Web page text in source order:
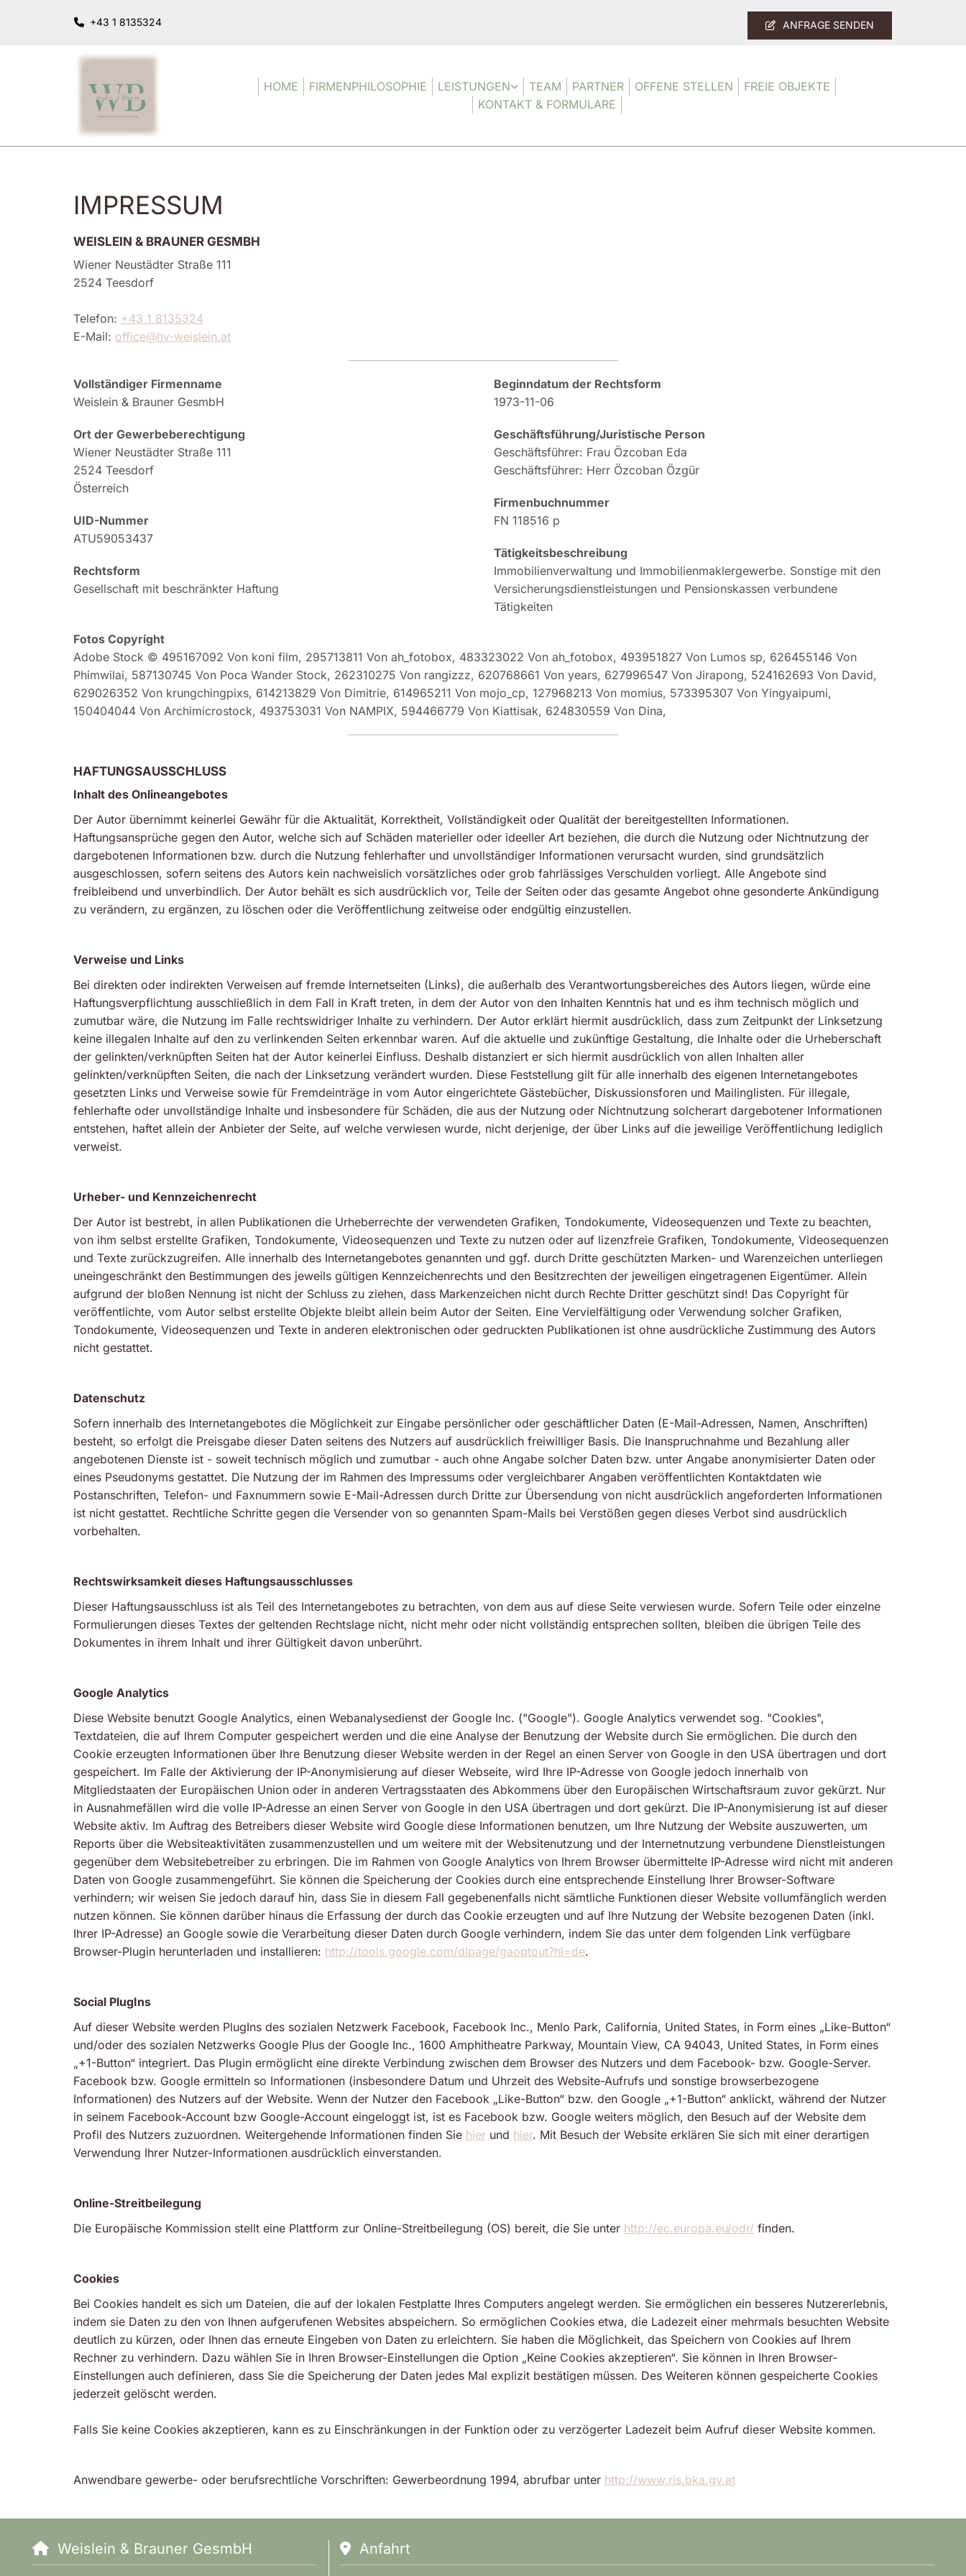
 +43 1 8135324 ANFRAGE SENDEN
HOME FIRMENPHILOSOPHIE LEISTUNGEN TEAM PARTNER OFFENE STELLEN
FREIE OBJEKTE
KONTAKT & FORMULARE
IMPRESSUM
WEISLEIN & BRAUNER GESMBH
Wiener Neustädter Straße 111
2524 Teesdorf
Telefon: +43 1 8135324
E-Mail: office@hv-weislein.at
Vollständiger Firmenname
Weislein & Brauner GesmbH
Ort der Gewerbeberechtigung
Wiener Neustädter Straße 111
2524 Teesdorf
Österreich
UID-Nummer
ATU59053437
Rechtsform
Gesellschaft mit beschränkter Haftung
Beginndatum der Rechtsform
1973-11-06
Geschäftsführung/Juristische Person
Geschäftsführer: Frau Özcoban Eda
Geschäftsführer: Herr Özcoban Özgür
Firmenbuchnummer
FN 118516 p
Tätigkeitsbeschreibung
Immobilienverwaltung und Immobilienmaklergewerbe. Sonstige mit den
Versicherungsdienstleistungen und Pensionskassen verbundene
Tätigkeiten
Fotos Copyright
Adobe Stock © 495167092 Von koni film, 295713811 Von ah_fotobox, 483323022 Von ah_fotobox, 493951827 Von Lumos sp, 626455146 Von
Phimwilai, 587130745 Von Poca Wander Stock, 262310275 Von rangizzz, 620768661 Von years, 627996547 Von Jirapong, 524162693 Von David,
629026352 Von krungchingpixs, 614213829 Von Dimitrie, 614965211 Von mojo_cp, 127968213 Von momius, 573395307 Von Yingyaipumi,
150404044 Von Archimicrostock, 493753031 Von NAMPIX, 594466779 Von Kiattisak, 624830559 Von Dina,
HAFTUNGSAUSSCHLUSS
Inhalt des Onlineangebotes
Der Autor übernimmt keinerlei Gewähr für die Aktualität, Korrektheit, Vollständigkeit oder Qualität der bereitgestellten Informationen.
Haftungsansprüche gegen den Autor, welche sich auf Schäden materieller oder ideeller Art beziehen, die durch die Nutzung oder Nichtnutzung der
dargebotenen Informationen bzw. durch die Nutzung fehlerhafter und unvollständiger Informationen verursacht wurden, sind grundsätzlich
ausgeschlossen, sofern seitens des Autors kein nachweislich vorsätzliches oder grob fahrlässiges Verschulden vorliegt. Alle Angebote sind
freibleibend und unverbindlich. Der Autor behält es sich ausdrücklich vor, Teile der Seiten oder das gesamte Angebot ohne gesonderte Ankündigung
zu verändern, zu ergänzen, zu löschen oder die Veröffentlichung zeitweise oder endgültig einzustellen.
Verweise und Links
Bei direkten oder indirekten Verweisen auf fremde Internetseiten (Links), die außerhalb des Verantwortungsbereiches des Autors liegen, würde eine
Haftungsverpflichtung ausschließlich in dem Fall in Kraft treten, in dem der Autor von den Inhalten Kenntnis hat und es ihm technisch möglich und
zumutbar wäre, die Nutzung im Falle rechtswidriger Inhalte zu verhindern. Der Autor erklärt hiermit ausdrücklich, dass zum Zeitpunkt der Linksetzung
keine illegalen Inhalte auf den zu verlinkenden Seiten erkennbar waren. Auf die aktuelle und zukünftige Gestaltung, die Inhalte oder die Urheberschaft
der gelinkten/verknüpften Seiten hat der Autor keinerlei Einfluss. Deshalb distanziert er sich hiermit ausdrücklich von allen Inhalten aller
gelinkten/verknüpften Seiten, die nach der Linksetzung verändert wurden. Diese Feststellung gilt für alle innerhalb des eigenen Internetangebotes
gesetzten Links und Verweise sowie für Fremdeinträge in vom Autor eingerichtete Gästebücher, Diskussionsforen und Mailinglisten. Für illegale,
fehlerhafte oder unvollständige Inhalte und insbesondere für Schäden, die aus der Nutzung oder Nichtnutzung solcherart dargebotener Informationen
entstehen, haftet allein der Anbieter der Seite, auf welche verwiesen wurde, nicht derjenige, der über Links auf die jeweilige Veröffentlichung lediglich
verweist.
Urheber- und Kennzeichenrecht
Der Autor ist bestrebt, in allen Publikationen die Urheberrechte der verwendeten Grafiken, Tondokumente, Videosequenzen und Texte zu beachten,
von ihm selbst erstellte Grafiken, Tondokumente, Videosequenzen und Texte zu nutzen oder auf lizenzfreie Grafiken, Tondokumente, Videosequenzen
und Texte zurückzugreifen. Alle innerhalb des Internetangebotes genannten und ggf. durch Dritte geschützten Marken- und Warenzeichen unterliegen
uneingeschränkt den Bestimmungen des jeweils gültigen Kennzeichenrechts und den Besitzrechten der jeweiligen eingetragenen Eigentümer. Allein
aufgrund der bloßen Nennung ist nicht der Schluss zu ziehen, dass Markenzeichen nicht durch Rechte Dritter geschützt sind! Das Copyright für
veröffentlichte, vom Autor selbst erstellte Objekte bleibt allein beim Autor der Seiten. Eine Vervielfältigung oder Verwendung solcher Grafiken,
Tondokumente, Videosequenzen und Texte in anderen elektronischen oder gedruckten Publikationen ist ohne ausdrückliche Zustimmung des Autors
nicht gestattet.
Datenschutz
Sofern innerhalb des Internetangebotes die Möglichkeit zur Eingabe persönlicher oder geschäftlicher Daten (E-Mail-Adressen, Namen, Anschriften)
besteht, so erfolgt die Preisgabe dieser Daten seitens des Nutzers auf ausdrücklich freiwilliger Basis. Die Inanspruchnahme und Bezahlung aller
angebotenen Dienste ist - soweit technisch möglich und zumutbar - auch ohne Angabe solcher Daten bzw. unter Angabe anonymisierter Daten oder
eines Pseudonyms gestattet. Die Nutzung der im Rahmen des Impressums oder vergleichbarer Angaben veröffentlichten Kontaktdaten wie
Postanschriften, Telefon- und Faxnummern sowie E-Mail-Adressen durch Dritte zur Übersendung von nicht ausdrücklich angeforderten Informationen
ist nicht gestattet. Rechtliche Schritte gegen die Versender von so genannten Spam-Mails bei Verstößen gegen dieses Verbot sind ausdrücklich
vorbehalten.
Rechtswirksamkeit dieses Haftungsausschlusses
Dieser Haftungsausschluss ist als Teil des Internetangebotes zu betrachten, von dem aus auf diese Seite verwiesen wurde. Sofern Teile oder einzelne
Formulierungen dieses Textes der geltenden Rechtslage nicht, nicht mehr oder nicht vollständig entsprechen sollten, bleiben die übrigen Teile des
Dokumentes in ihrem Inhalt und ihrer Gültigkeit davon unberührt.
Google Analytics
Diese Website benutzt Google Analytics, einen Webanalysedienst der Google Inc. ("Google"). Google Analytics verwendet sog. "Cookies",
Textdateien, die auf Ihrem Computer gespeichert werden und die eine Analyse der Benutzung der Website durch Sie ermöglichen. Die durch den
Cookie erzeugten Informationen über Ihre Benutzung dieser Website werden in der Regel an einen Server von Google in den USA übertragen und dort
gespeichert. Im Falle der Aktivierung der IP-Anonymisierung auf dieser Webseite, wird Ihre IP-Adresse von Google jedoch innerhalb von
Mitgliedstaaten der Europäischen Union oder in anderen Vertragsstaaten des Abkommens über den Europäischen Wirtschaftsraum zuvor gekürzt. Nur
in Ausnahmefällen wird die volle IP-Adresse an einen Server von Google in den USA übertragen und dort gekürzt. Die IP-Anonymisierung ist auf dieser
Website aktiv. Im Auftrag des Betreibers dieser Website wird Google diese Informationen benutzen, um Ihre Nutzung der Website auszuwerten, um
Reports über die Websiteaktivitäten zusammenzustellen und um weitere mit der Websitenutzung und der Internetnutzung verbundene Dienstleistungen
gegenüber dem Websitebetreiber zu erbringen. Die im Rahmen von Google Analytics von Ihrem Browser übermittelte IP-Adresse wird nicht mit anderen
Daten von Google zusammengeführt. Sie können die Speicherung der Cookies durch eine entsprechende Einstellung Ihrer Browser-Software
verhindern; wir weisen Sie jedoch darauf hin, dass Sie in diesem Fall gegebenenfalls nicht sämtliche Funktionen dieser Website vollumfänglich werden
nutzen können. Sie können darüber hinaus die Erfassung der durch das Cookie erzeugten und auf Ihre Nutzung der Website bezogenen Daten (inkl.
Ihrer IP-Adresse) an Google sowie die Verarbeitung dieser Daten durch Google verhindern, indem Sie das unter dem folgenden Link verfügbare
Browser-Plugin herunterladen und installieren: http://tools.google.com/dlpage/gaoptout?hl=de.
Social PlugIns
Auf dieser Website werden PlugIns des sozialen Netzwerk Facebook, Facebook Inc., Menlo Park, California, United States, in Form eines „Like-Button“
und/oder des sozialen Netzwerks Google Plus der Google Inc., 1600 Amphitheatre Parkway, Mountain View, CA 94043, United States, in Form eines
„+1-Button“ integriert. Das Plugin ermöglicht eine direkte Verbindung zwischen dem Browser des Nutzers und dem Facebook- bzw. Google-Server.
Facebook bzw. Google ermitteln so Informationen (insbesondere Datum und Uhrzeit des Website-Aufrufs und sonstige browserbezogene
Informationen) des Nutzers auf der Website. Wenn der Nutzer den Facebook „Like-Button“ bzw. den Google „+1-Button“ anklickt, während der Nutzer
in seinem Facebook-Account bzw Google-Account eingeloggt ist, ist es Facebook bzw. Google weiters möglich, den Besuch auf der Website dem
Profil des Nutzers zuzuordnen. Weitergehende Informationen finden Sie hier und hier. Mit Besuch der Website erklären Sie sich mit einer derartigen
Verwendung Ihrer Nutzer-Informationen ausdrücklich einverstanden.
Online-Streitbeilegung
Die Europäische Kommission stellt eine Plattform zur Online-Streitbeilegung (OS) bereit, die Sie unter http://ec.europa.eu/odr/ finden.
Cookies
Bei Cookies handelt es sich um Dateien, die auf der lokalen Festplatte Ihres Computers angelegt werden. Sie ermöglichen ein besseres Nutzererlebnis,
indem sie Daten zu den von Ihnen aufgerufenen Websites abspeichern. So ermöglichen Cookies etwa, die Ladezeit einer mehrmals besuchten Website
deutlich zu kürzen, oder Ihnen das erneute Eingeben von Daten zu erleichtern. Sie haben die Möglichkeit, das Speichern von Cookies auf Ihrem
Rechner zu verhindern. Dazu wählen Sie in Ihren Browser-Einstellungen die Option „Keine Cookies akzeptieren“. Sie können in Ihren Browser-
Einstellungen auch definieren, dass Sie die Speicherung der Daten jedes Mal explizit bestätigen müssen. Des Weiteren können gespeicherte Cookies
jederzeit gelöscht werden.
Falls Sie keine Cookies akzeptieren, kann es zu Einschränkungen in der Funktion oder zu verzögerter Ladezeit beim Aufruf dieser Website kommen.
Anwendbare gewerbe- oder berufsrechtliche Vorschriften: Gewerbeordnung 1994, abrufbar unter http://www.ris.bka.gv.at
 Weislein & Brauner GesmbH Anfahrt